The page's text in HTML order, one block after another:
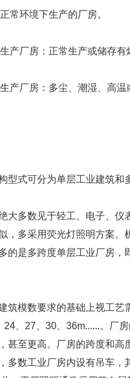
环境下生产的厂房。
厂房：正常生产或储存有
厂房：多尘、潮湿、高温
式可分为单层工业建筑和
多数见于轻工、电子、仪
，多采用荧光灯照明方案
的是多跨度单层工业厂房
模数要求的基础上视工艺
、27、30、36m......。厂
甚至更高。厂房的跨度和
多数工业厂房内设有吊车